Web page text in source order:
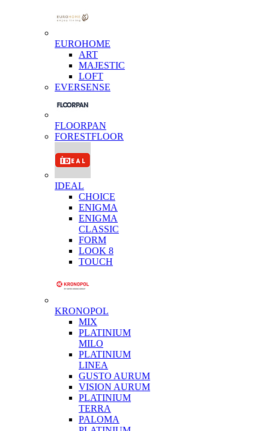
EUROHOME
ART
MAJESTIC
LOFT
EVERSENSE
FLOORPAN
FORESTFLOOR
IDEAL
CHOICE
ENIGMA
ENIGMA
CLASSIC
FORM
LOOK 8
TOUCH
KRONOPOL
MIX
PLATINIUM
MILO
PLATINIUM
LINEA
GUSTO AURUM
VISION AURUM
PLATINIUM
TERRA
PALOMA